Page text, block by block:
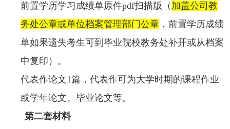
前置学历学习成绩单原件pdf扫描版（ 加盖公司教
务处公章或单位档案管理部门公章 ，前置学历成绩
单如果遗失考生可到毕业院校教务处补开或从档案
中复印）。
代表作论文1篇，代表作可为大学时期的课程作业
或学年论文、毕业论文等。
第二套材料